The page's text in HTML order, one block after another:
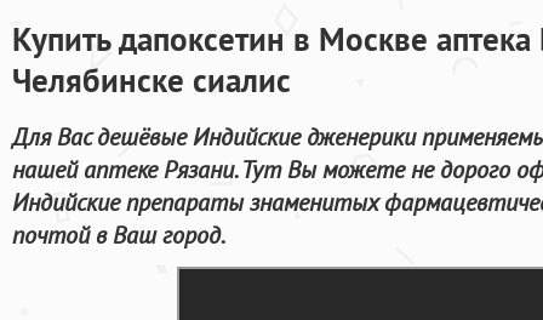
Купить дапоксетин в Москве аптека
Челябинске сиалис
Для Вас дешёвые Индийские дженерики
нашей аптеке Рязани. Тут Вы можете не дорого
Индийские препараты знаменитых
почтой в Ваш город.